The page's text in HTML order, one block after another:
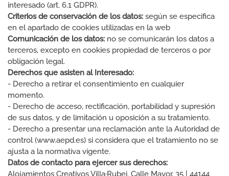
interesado (art. 6.1 GDPR).
Criterios de conservación de los datos: según se especifica
en el apartado de cookies utilizadas en la web
Comunicación de los datos: no se comunicarán los datos a
terceros, excepto en cookies propiedad de terceros o por
obligación legal.
Derechos que asisten al Interesado:
- Derecho a retirar el consentimiento en cualquier
momento.
- Derecho de acceso, rectificación, portabilidad y supresión
de sus datos, y de limitación u oposición a su tratamiento.
- Derecho a presentar una reclamación ante la Autoridad de
control (www.aepd.es) si considera que el tratamiento no se
ajusta a la normativa vigente.
Datos de contacto para ejercer sus derechos:
Alojamientos Creativos Villa·Rubei. Calle Mayor, 35 | 44144